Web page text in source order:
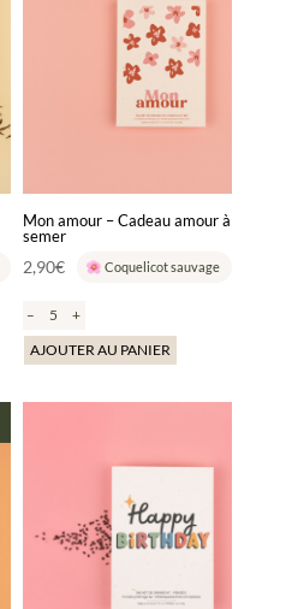
Mon amour – Cadeau amour à
semer
2,90€ Coquelicot sauvage
–
+
AJOUTER AU PANIER